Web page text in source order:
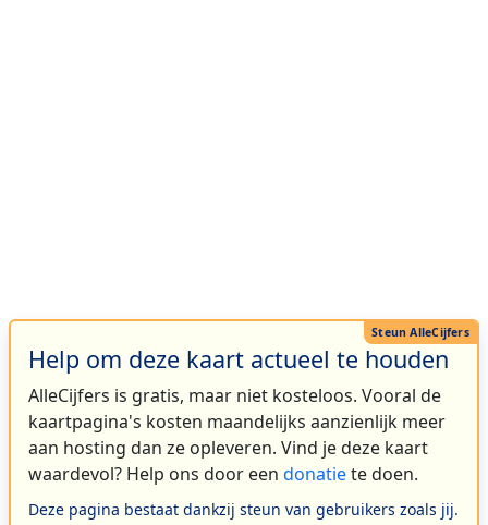
Help om deze kaart actueel te houden
AlleCijfers is gratis, maar niet kosteloos. Vooral de
kaartpagina's kosten maandelijks aanzienlijk meer
aan hosting dan ze opleveren. Vind je deze kaart
waardevol? Help ons door een donatiete doen.
Deze pagina bestaat dankzij steun van gebruikers zoals jij.